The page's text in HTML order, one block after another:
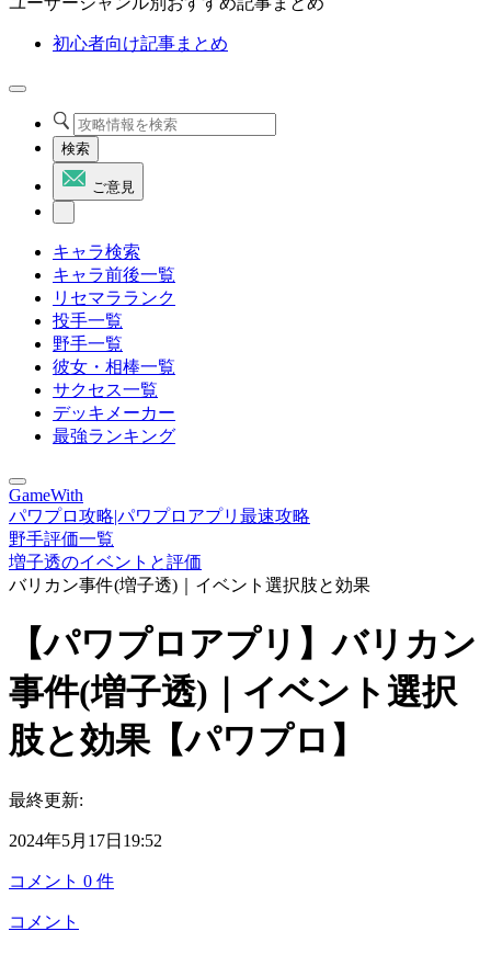
初心者向け記事まとめ
検索
ご意見
キャラ検索
キャラ前後一覧
リセマラランク
投手一覧
野手一覧
彼女・相棒一覧
サクセス一覧
デッキメーカー
最強ランキング
GameWith
パワプロ攻略|パワプロアプリ最速攻略
野手評価一覧
増子透のイベントと評価
バリカン事件(増子透)｜イベント選択肢と効果
【パワプロアプリ】バリカン
事件(増子透)｜イベント選択
肢と効果【パワプロ】
最終更新:
2024年5月17日19:52
コメント 0 件
コメント